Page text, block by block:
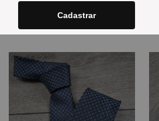
Ordenar por
Cadastrar